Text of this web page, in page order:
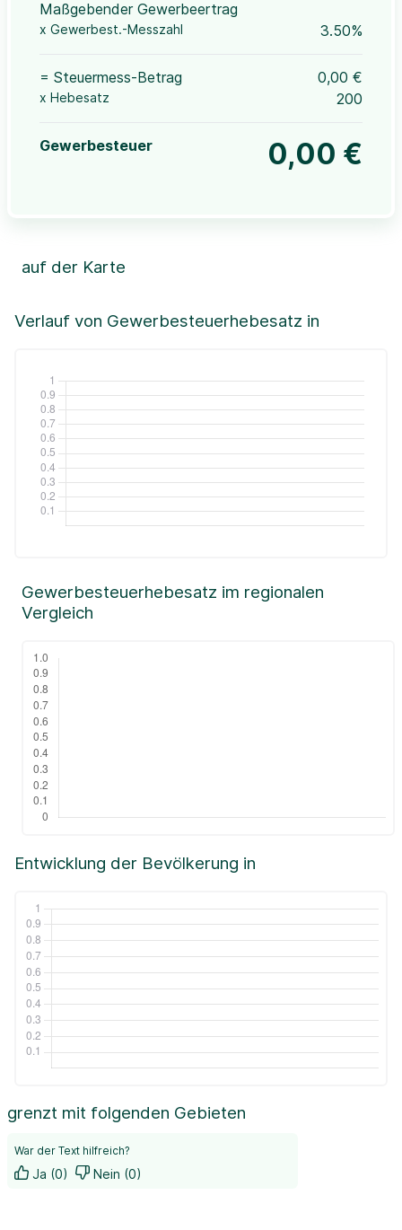
Maßgebender Gewerbeertrag
x Gewerbest.-Messzahl 3.50%
= Steuermess-Betrag 0,00 €
x Hebesatz 200
Gewerbesteuer 0,00 €
Verlauf von Gewerbesteuerhebesatz in
auf der Karte
+
Leaflet|©OpenStreetMap, ©CartoDB,
Entwicklung der Bevölkerung in
Gewerbesteuerhebesatz im regionalen
Vergleich
grenzt mit folgenden Gebieten
War der Text hilfreich?
Ja (0) Nein (0)